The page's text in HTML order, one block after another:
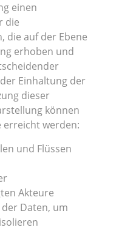
einen
die
die auf der Ebene
erhoben und
Einhaltung der
dieser
können
erreicht werden:
und Flüssen
Akteure
Daten, um